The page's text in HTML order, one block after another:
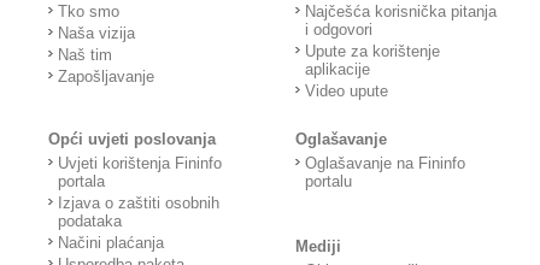
Tko smo
Naša vizija
Naš tim
Zapošljavanje
Najčešća korisnička pitanja
i odgovori
Upute za korištenje
aplikacije
Video upute
Opći uvjeti poslovanja
Uvjeti korištenja Fininfo
portala
Izjava o zaštiti osobnih
podataka
Načini plaćanja
Oglašavanje
Oglašavanje na Fininfo
portalu
Mediji